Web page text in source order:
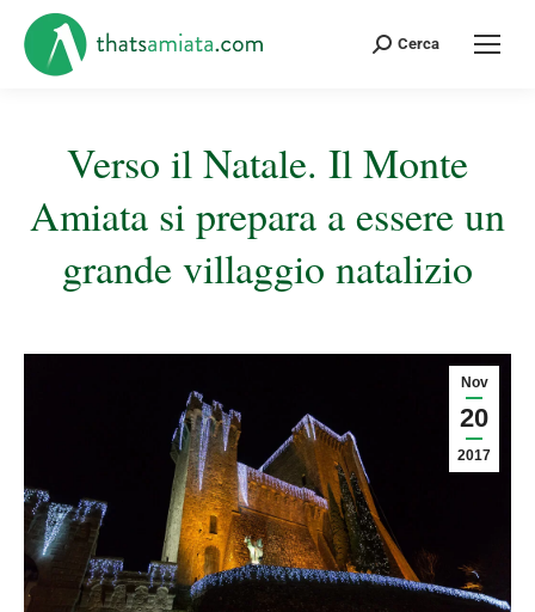
Cerca:
Cerca
Verso il Natale. Il Monte
Amiata si prepara a essere un
grande villaggio natalizio
Nov
20
2017